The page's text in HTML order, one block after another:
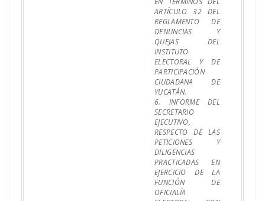
ARTÍCULO 32 DEL
REGLAMENTO DE
DENUNCIAS Y
QUEJAS DEL
INSTITUTO
ELECTORAL Y DE
PARTICIPACIÓN
CIUDADANA DE
YUCATÁN.
6. INFORME DEL
SECRETARIO
EJECUTIVO,
RESPECTO DE LAS
PETICIONES Y
DILIGENCIAS
PRACTICADAS EN
EJERCICIO DE LA
FUNCIÓN DE
OFICIALÍA